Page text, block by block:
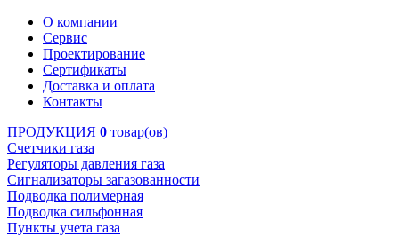
О компании
Сервис
Проектирование
Сертификаты
Доставка и оплата
Контакты
ПРОДУКЦИЯ 0 товар(ов)
Счетчики газа
Регуляторы давления газа
Сигнализаторы загазованности
Подводка полимерная
Подводка сильфонная
Пункты учета газа